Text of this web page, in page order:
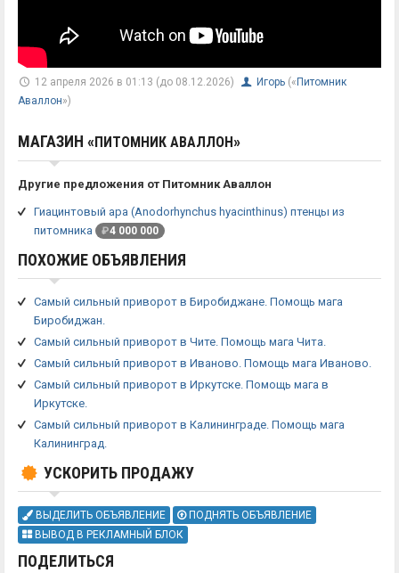
12 апреля 2026 в 01:13 (до 08.12.2026) Игорь («Питомник
Аваллон»)
МАГАЗИН «ПИТОМНИК АВАЛЛОН»
Другие предложения от Питомник Аваллон
Гиацинтовый ара (Anodorhynchus hyacinthinus) птенцы из
питомника
₽4 000 000
ПОХОЖИЕ ОБЪЯВЛЕНИЯ
Самый сильный приворот в Биробиджане. Помощь мага
Биробиджан.
Самый сильный приворот в Чите. Помощь мага Чита.
Самый сильный приворот в Иваново. Помощь мага Иваново.
Самый сильный приворот в Иркутске. Помощь мага в
Иркутске.
Самый сильный приворот в Калининграде. Помощь мага
Калининград.
УСКОРИТЬ ПРОДАЖУ
ВЫДЕЛИТЬ ОБЪЯВЛЕНИЕ
ПОДНЯТЬ ОБЪЯВЛЕНИЕ
ВЫВОД В РЕКЛАМНЫЙ БЛОК
ПОДЕЛИТЬСЯ